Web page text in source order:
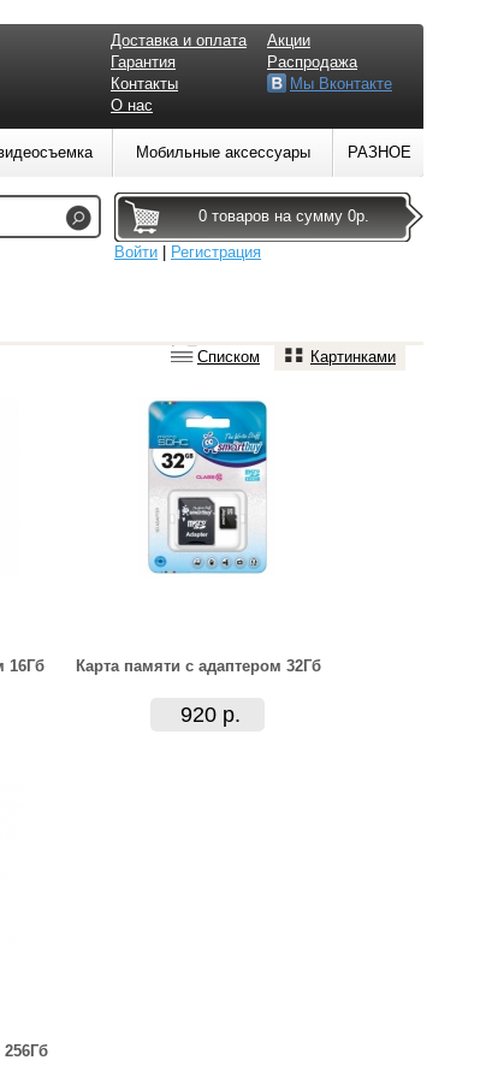
Списком Картинками
16Гб Карта памяти с адаптером 32Гб
920 р.
Доставка и оплата
Гарантия
Контакты
О нас
Акции
Распродажа
Мы Вконтакте
Мобильные аксессуары РАЗНОЕ
0 товаров на сумму 0р.
Войти
Регистрация